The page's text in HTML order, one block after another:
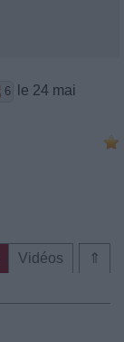
6
le 24 mai
⇑
Vidéos